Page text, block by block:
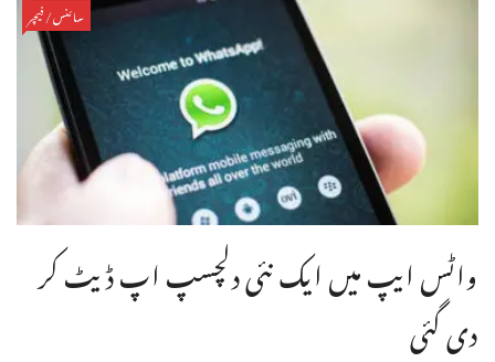
سائنس/فیچر
واٹس ایپ میں ایک نئی دلچسپ اپ ڈیٹ کر
دی گئی